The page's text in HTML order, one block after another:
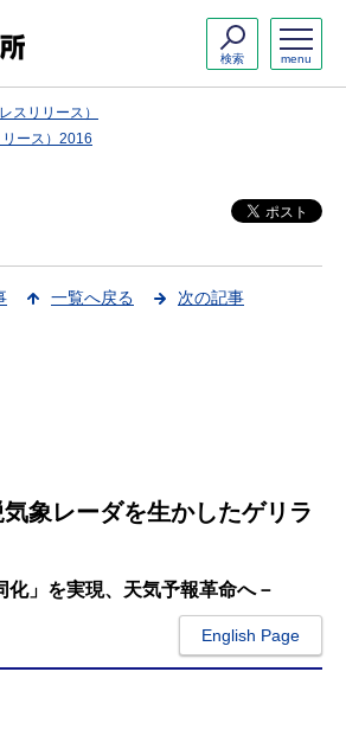
menu
検索
スリリース）
ース）2016
一覧へ戻る 次の記事
気象レーダを生かしたゲリラ
化」を実現、天気予報革命へ－
English Page